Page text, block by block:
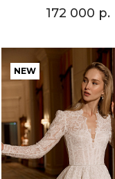
172 000 р.
NEW